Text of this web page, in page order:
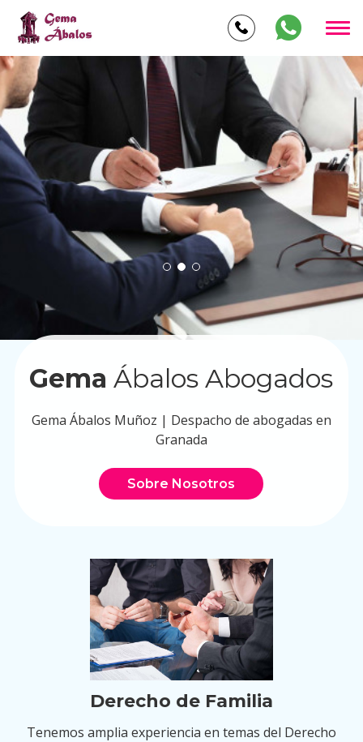
Gema Ábalos Abogados
Gema Ábalos Muñoz | Despacho de abogadas en
Granada
Sobre Nosotros
Derecho de Familia
Tenemos amplia experiencia en temas del Derecho